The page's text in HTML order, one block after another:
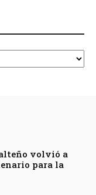
volvió a
para la